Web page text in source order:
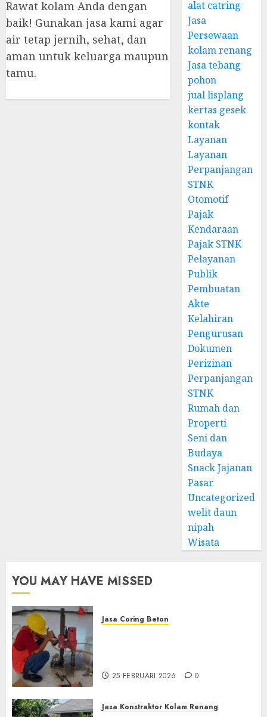
Rawat kolam Anda dengan
baik! Gunakan jasa kami agar
air tetap jernih, sehat, dan
aman untuk keluarga maupun
tamu.
alat catring
Jasa
Persewaan
kolam renang
Jasa tebang
pohon
jual lisplang
kertas gesek
kontak
Layanan
Layanan
Perpanjangan
STNK
Otomotif
Pajak
Kendaraan
Pajak STNK
Pelayanan
Publik
Pembuatan
Akte
Kelahiran
Pengurusan
Dokumen
Perizinan
Perpanjangan
STNK
Rumah dan
Properti
Seni dan
Budaya
Snack Jajanan
Pasar
Uncategorized
welit daun
nipah
Wisata
YOU MAY HAVE MISSED
Jasa Coring Beton
25 FEBRUARI 2026 0
Jasa Konstraktor Kolam Renang